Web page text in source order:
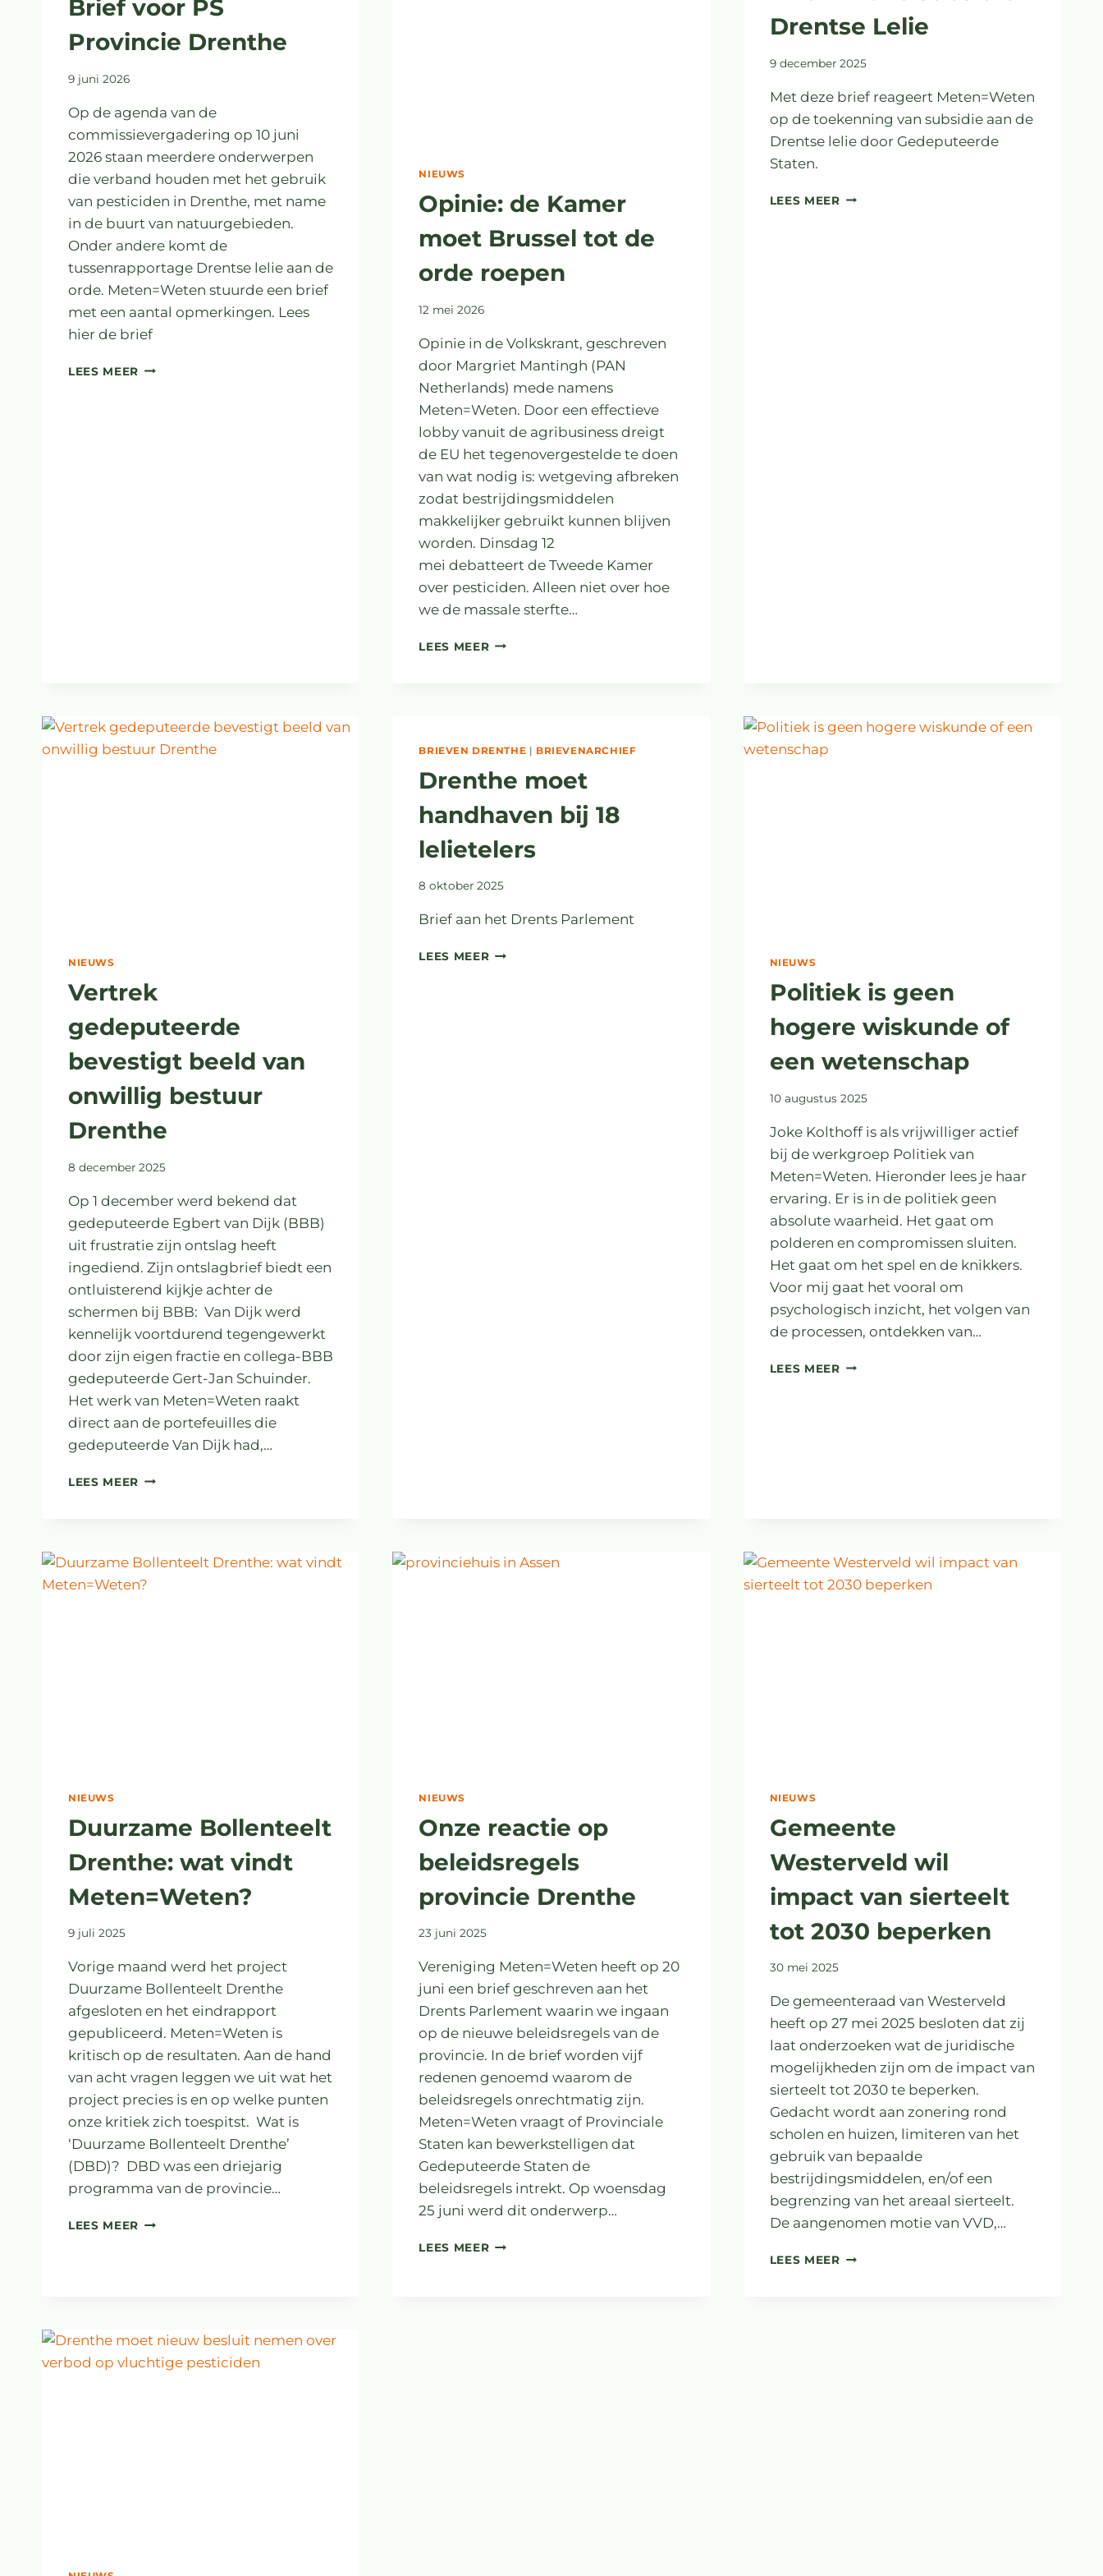
Brief voor PS
Provincie Drenthe
9 juni 2026
Op de agenda van de
commissievergadering op 10 juni
2026 staan meerdere onderwerpen
die verband houden met het gebruik
van pesticiden in Drenthe, met name
in de buurt van natuurgebieden.
Onder andere komt de
tussenrapportage Drentse lelie aan de
orde. Meten=Weten stuurde een brief
met een aantal opmerkingen. Lees
hier de brief
LEES MEER BRIEF
NIEUWS
Opinie: de Kamer
moet Brussel tot de
orde roepen
12 mei 2026
Opinie in de Volkskrant, geschreven
door Margriet Mantingh (PAN
Netherlands) mede namens
Meten=Weten. Door een effectieve
lobby vanuit de agribusiness dreigt
de EU het tegenovergestelde te doen
van wat nodig is: wetgeving afbreken
zodat bestrijdingsmiddelen
makkelijker gebruikt kunnen blijven
worden. Dinsdag 12
mei debatteert de Tweede Kamer
over pesticiden. Alleen niet over hoe
we de massale sterfte…
LEES MEEROPINIE:
DE
ROEPEN
Drentse Lelie
9 december 2025
Met deze brief reageert Meten=Weten
op de toekenning van subsidie aan de
Drentse lelie door Gedeputeerde
Staten.
LEES MEERBRIEF
NIEUWS
Vertrek
gedeputeerde
bevestigt beeld van
onwillig bestuur
Drenthe
8 december 2025
Op 1 december werd bekend dat
gedeputeerde Egbert van Dijk (BBB)
uit frustratie zijn ontslag heeft
ingediend. Zijn ontslagbrief biedt een
ontluisterend kijkje achter de
schermen bij BBB: Van Dijk werd
kennelijk voortdurend tegengewerkt
door zijn eigen fractie en collega-BBB
gedeputeerde Gert-Jan Schuinder.
Het werk van Meten=Weten raakt
direct aan de portefeuilles die
gedeputeerde Van Dijk had,…
LEES MEER VERTREK
ONWILLIG
BESTUUR
BRIEVEN DRENTHE | BRIEVENARCHIEF
Drenthe moet
handhaven bij 18
lelietelers
8 oktober 2025
Brief aan het Drents Parlement
LEES MEERDRENTHE
NIEUWS
Politiek is geen
hogere wiskunde of
een wetenschap
10 augustus 2025
Joke Kolthoff is als vrijwilliger actief
bij de werkgroep Politiek van
Meten=Weten. Hieronder lees je haar
ervaring. Er is in de politiek geen
absolute waarheid. Het gaat om
polderen en compromissen sluiten.
Het gaat om het spel en de knikkers.
Voor mij gaat het vooral om
psychologisch inzicht, het volgen van
de processen, ontdekken van…
LEES MEERPOLITIEK
NIEUWS
Duurzame Bollenteelt
Drenthe: wat vindt
Meten=Weten?
9 juli 2025
Vorige maand werd het project
Duurzame Bollenteelt Drenthe
afgesloten en het eindrapport
gepubliceerd. Meten=Weten is
kritisch op de resultaten. Aan de hand
van acht vragen leggen we uit wat het
project precies is en op welke punten
onze kritiek zich toespitst. Wat is
‘Duurzame Bollenteelt Drenthe’
(DBD)? DBD was een driejarig
programma van de provincie…
LEES MEER DUURZAME
NIEUWS
Onze reactie op
beleidsregels
provincie Drenthe
23 juni 2025
Vereniging Meten=Weten heeft op 20
juni een brief geschreven aan het
Drents Parlement waarin we ingaan
op de nieuwe beleidsregels van de
provincie. In de brief worden vijf
redenen genoemd waarom de
beleidsregels onrechtmatig zijn.
Meten=Weten vraagt of Provinciale
Staten kan bewerkstelligen dat
Gedeputeerde Staten de
beleidsregels intrekt. Op woensdag
25 juni werd dit onderwerp…
LEES MEERONZE
NIEUWS
Gemeente
Westerveld wil
impact van sierteelt
tot 2030 beperken
30 mei 2025
De gemeenteraad van Westerveld
heeft op 27 mei 2025 besloten dat zij
laat onderzoeken wat de juridische
mogelijkheden zijn om de impact van
sierteelt tot 2030 te beperken.
Gedacht wordt aan zonering rond
scholen en huizen, limiteren van het
gebruik van bepaalde
bestrijdingsmiddelen, en/of een
begrenzing van het areaal sierteelt.
De aangenomen motie van VVD,…
LEES MEERGEMEENTE